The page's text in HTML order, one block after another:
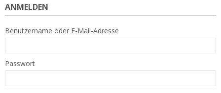
ANMELDEN
Benutzername oder E-Mail-Adresse
Passwort